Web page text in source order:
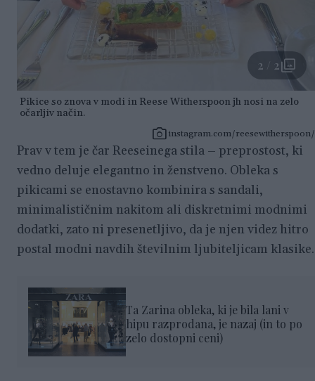
2 / 2
Pikice so znova v modi in Reese Witherspoon jh nosi na zelo
očarljiv način.
instagram.com/reesewitherspoon/
Prav v tem je čar Reeseinega stila – preprostost, ki
vedno deluje elegantno in ženstveno. Obleka s
pikicami se enostavno kombinira s sandali,
minimalističnim nakitom ali diskretnimi modnimi
dodatki, zato ni presenetljivo, da je njen videz hitro
postal modni navdih številnim ljubiteljicam klasike.
Ta Zarina obleka, ki je bila lani v
hipu razprodana, je nazaj (in to po
zelo dostopni ceni)